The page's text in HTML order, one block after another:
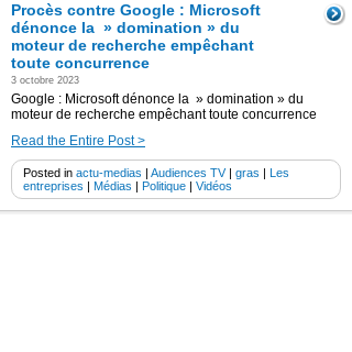
Procès contre Google : Microsoft
dénonce la » domination » du
moteur de recherche empêchant
toute concurrence
3 octobre 2023
Google : Microsoft dénonce la » domination » du
moteur de recherche empêchant toute concurrence
Read the Entire Post >
Posted in actu-medias | Audiences TV| gras | Les
entreprises | Médias | Politique | Vidéos